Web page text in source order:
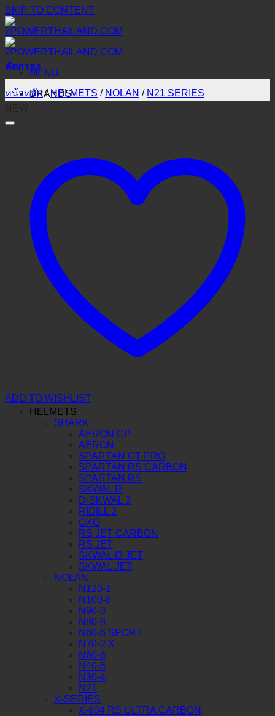
SKIP TO CONTENT
MENU
BRANDS
HELMETS
SHARK
AERON GP
AERON
SPARTAN GT PRO
SPARTAN RS CARBON
SPARTAN RS
SKWAL I3
D-SKWAL 3
RIDILL 2
OXO
RS JET CARBON
RS JET
SKWAL I3 JET
SKWAL JET
NOLAN
N120-1
N100-6
N90-3
N80-8
N60-6 SPORT
N70-2 X
N60-6
N40-5
N30-4
N21
X-SERIES
X-804 RS ULTRA CARBON
คัดกรอง
หน้าหลัก / HELMETS / NOLAN / N21 SERIES
ADD TO WISHLIST